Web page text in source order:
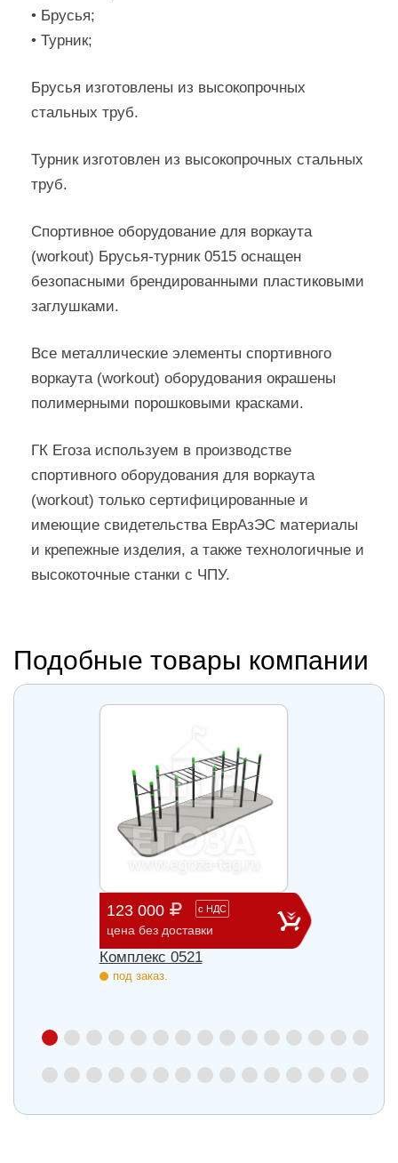
• Брусья;
• Турник;
Брусья изготовлены из высокопрочных
стальных труб.
Турник изготовлен из высокопрочных стальных
труб.
Спортивное оборудование для воркаута
(workout) Брусья-турник 0515 оснащен
безопасными брендированными пластиковыми
заглушками.
Все металлические элементы спортивного
воркаута (workout) оборудования окрашены
полимерными порошковыми красками.
ГК Егоза используем в производстве
спортивного оборудования для воркаута
(workout) только сертифицированные и
имеющие свидетельства ЕврАзЭС материалы
и крепежные изделия, а также технологичные и
высокоточные станки с ЧПУ.
Подобные товары компании
123 000 с НДС
цена без доставки
Комплекс 0521
под заказ.